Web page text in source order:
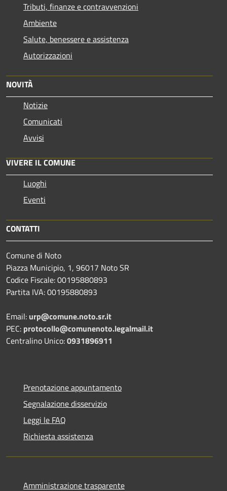
Tributi, finanze e contravvenzioni
Ambiente
Salute, benessere e assistenza
Autorizzazioni
NOVITÀ
Notizie
Comunicati
Avvisi
VIVERE IL COMUNE
Luoghi
Eventi
CONTATTI
Comune di Noto
Piazza Municipio, 1, 96017 Noto SR
Codice Fiscale: 00195880893
Partita IVA: 00195880893
Email: urp@comune.noto.sr.it
PEC: protocollo@comunenoto.legalmail.it
Centralino Unico:0931896911
Prenotazione appuntamento
Segnalazione disservizio
Leggi le FAQ
Richiesta assistenza
Amministrazione trasparente